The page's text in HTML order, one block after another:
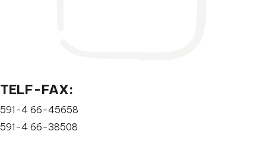
TELF-FAX:
591-4 66-45658
591-4 66-38508